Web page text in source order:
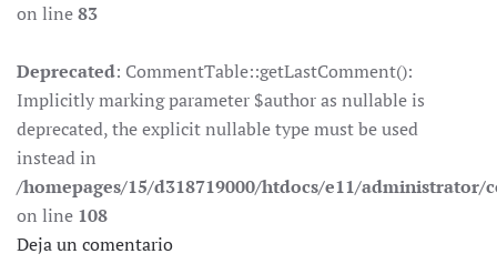
on line83
Deprecated: CommentTable::getLastComment():
Implicitly marking parameter $author as nullable is
deprecated, the explicit nullable type must be used
instead in
/homepages/15/d318719000/htdocs/e11/
on line 108
Deja un comentario